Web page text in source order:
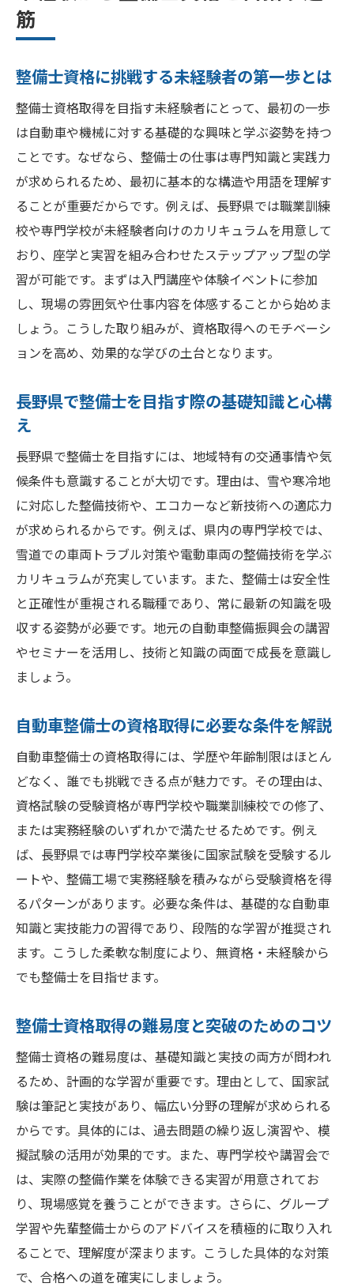
ルート
整備士としてキャリアを始めるための準備
ポイント
長野県で整備士資格取得を実現する秘訣
長野県の整備士資格制度の特徴を徹底解説
整備士資格取得に役立つ専門学校の選び方
長野県自動車整備振興会の講習と活用法
整備士資格取得に必要な実務経験の積み方
整備士資格取得後の就職先探しのポイント
整備士資格取得をサポートする公的制度の
活用術
説
注意点
実務経験から整備士資格取得を目指す現実
独学で整備士資格合格を目指す際のポイン
ト
ハローワークを活用した整備士資格取得の
流れ
未経験からでも整備士資格は本当に取れる
のか
整備士資格取得に必要な実践力の身につけ
効率的に整備士を目指す学び方と実務経験
ュール
整備士になるための実務経験の積み方と活
用法
長野県の専門学校で学ぶ整備士スキルの魅
力
実務で役立つ整備士の知識とトラブル対応
力
整備士資格試験の出題傾向と対策ポイント
整備士資格取得後に求められる継続学習の
自動車整備士資格の種類と選び方を知る
整備士資格の等級ごとの違いと特徴を解説
自分に適した整備士資格の選び方のポイン
ト
車体整備士資格の取得方法と活用方法
長野県で人気の整備士資格とそのメリット
整備士資格取得の流れとおすすめのステッ
プ
資格別に見る整備士のキャリアパスや将来
性
筋
整備士資格に挑戦する未経験者の第一歩とは
整備士資格取得を目指す未経験者にとって、最初の一歩
は自動車や機械に対する基礎的な興味と学ぶ姿勢を持つ
ことです。なぜなら、整備士の仕事は専門知識と実践力
が求められるため、最初に基本的な構造や用語を理解す
ることが重要だからです。例えば、長野県では職業訓練
校や専門学校が未経験者向けのカリキュラムを用意して
おり、座学と実習を組み合わせたステップアップ型の学
習が可能です。まずは入門講座や体験イベントに参加
し、現場の雰囲気や仕事内容を体感することから始めま
しょう。こうした取り組みが、資格取得へのモチベーシ
ョンを高め、効果的な学びの土台となります。
長野県で整備士を目指す際の基礎知識と心構
え
長野県で整備士を目指すには、地域特有の交通事情や気
候条件も意識することが大切です。理由は、雪や寒冷地
に対応した整備技術や、エコカーなど新技術への適応力
が求められるからです。例えば、県内の専門学校では、
雪道での車両トラブル対策や電動車両の整備技術を学ぶ
カリキュラムが充実しています。また、整備士は安全性
と正確性が重視される職種であり、常に最新の知識を吸
収する姿勢が必要です。地元の自動車整備振興会の講習
やセミナーを活用し、技術と知識の両面で成長を意識し
ましょう。
自動車整備士の資格取得に必要な条件を解説
自動車整備士の資格取得には、学歴や年齢制限はほとん
どなく、誰でも挑戦できる点が魅力です。その理由は、
資格試験の受験資格が専門学校や職業訓練校での修了、
または実務経験のいずれかで満たせるためです。例え
ば、長野県では専門学校卒業後に国家試験を受験するル
ートや、整備工場で実務経験を積みながら受験資格を得
るパターンがあります。必要な条件は、基礎的な自動車
知識と実技能力の習得であり、段階的な学習が推奨され
ます。こうした柔軟な制度により、無資格・未経験から
でも整備士を目指せます。
整備士資格取得の難易度と突破のためのコツ
整備士資格の難易度は、基礎知識と実技の両方が問われ
るため、計画的な学習が重要です。理由として、国家試
験は筆記と実技があり、幅広い分野の理解が求められる
からです。具体的には、過去問題の繰り返し演習や、模
擬試験の活用が効果的です。また、専門学校や講習会で
は、実際の整備作業を体験できる実習が用意されてお
り、現場感覚を養うことができます。さらに、グループ
学習や先輩整備士からのアドバイスを積極的に取り入れ
ることで、理解度が深まります。こうした具体的な対策
で、合格への道を確実にしましょう。